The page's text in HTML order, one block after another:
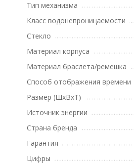
Тип механизма
Класс водонепроницаемости
Стекло
Материал корпуса
Материал браслета/ремешка
Способ отображения времени
Размер (ШхВхТ)
Источник энергии
Страна бренда
Гарантия
Цифры